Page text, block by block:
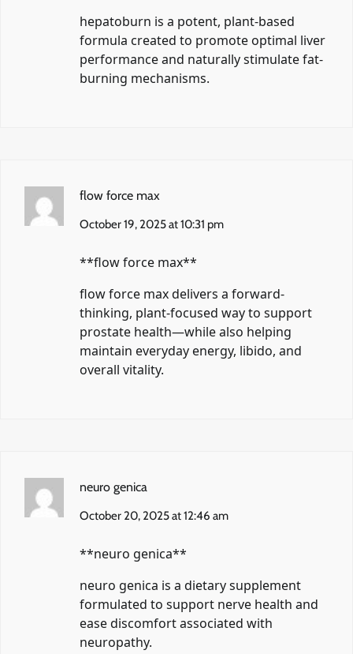
hepatoburn is a potent, plant-based
formula created to promote optimal liver
performance and naturally stimulate fat-
burning mechanisms.
flow force max
October 19, 2025 at 10:31 pm
**flow force max**
flow force maxdelivers a forward-
thinking, plant-focused way to support
prostate health—while also helping
maintain everyday energy, libido, and
overall vitality.
neuro genica
October 20, 2025 at 12:46 am
**neuro genica**
neuro genica is a dietary supplement
formulated to support nerve health and
ease discomfort associated with
neuropathy.